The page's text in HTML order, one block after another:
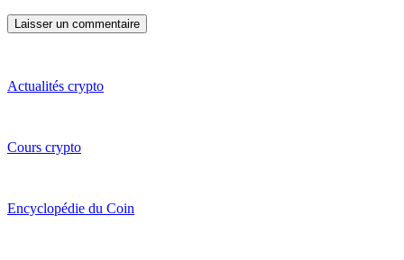
Actualités crypto
Cours crypto
Encyclopédie du Coin